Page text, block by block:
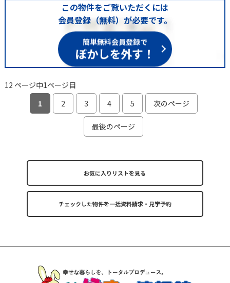
この物件をご覧いただくには
会員登録（無料）が必要です。
簡単無料会員登録で
ぼかしを外す！
12 ページ中1ページ目
1
2 3 4 5 次のページ
最後のページ
お気に入りリストを見る